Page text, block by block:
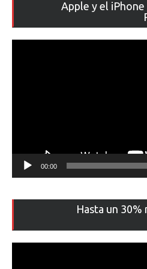
Apple y el
00:00
Hasta un 30%